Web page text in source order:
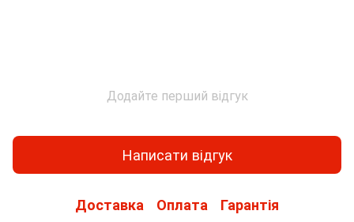
Додайте перший відгук
Написати відгук
Доставка Оплата Гарантія